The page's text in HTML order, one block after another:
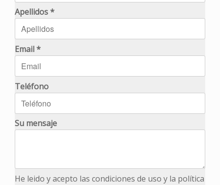
Apellidos *
Email *
Teléfono
Su mensaje
He leido y acepto las condiciones de uso y la política